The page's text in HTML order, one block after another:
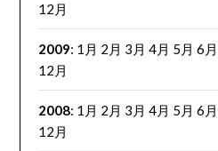
12月
2009: 1月 2月 3月 4月 5月 6月
12月
2008: 1月 2月 3月 4月 5月 6月
12月